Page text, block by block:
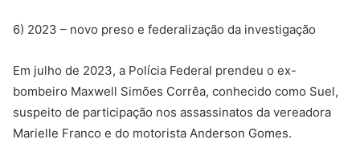
6) 2023 – novo preso e federalização da investigação
Em julho de 2023, a Polícia Federal prendeu o ex-
bombeiro Maxwell Simões Corrêa, conhecido como Suel,
suspeito de participação nos assassinatos da vereadora
Marielle Franco e do motorista Anderson Gomes.